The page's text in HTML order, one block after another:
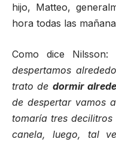
hijo, Matteo,
hora todas las
Como dice Nilsson:
despertamos
trato de dormir
de despertar vamos
tomaría tres
canela, luego, tal